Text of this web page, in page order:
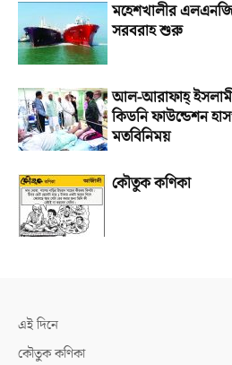
মহেশখালীর এলএনজি
সরবরাহ শুরু
আল-আরাফাহ্‌ ইসলামী
কিডনি ফাউন্ডেশন
মতবিনিময়
কৌতুক কণিকা
এই দিনে
কৌতুক কণিকা